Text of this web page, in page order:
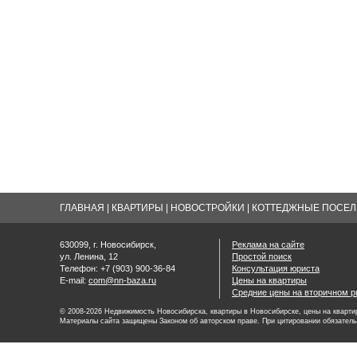
ГЛАВНАЯ КВАРТИРЫ НОВОСТРОЙКИ КОТТЕДЖНЫЕ
630099, г. Новосибирск,
ул. Ленина, 12
Телефон: +7 (903) 900-36-84
E-mail: com@nn-baza.ru
Реклама на сайте
Простой поиск
Консультация юриста
Цены на квартиры
Средние цены на вторичном
© 2008-2026 Недвижимость Новосибирска, квартиры в Новосибирске, цены на
Материалы сайта защищены Законом об авторском праве. При цитировании